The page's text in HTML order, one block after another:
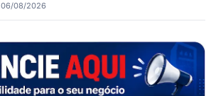
06/08/2026